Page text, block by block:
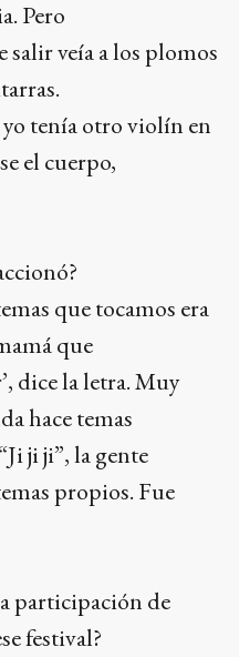
Pero
salir veía a los plomos
tenía otro violín en
el cuerpo,
que tocamos era
que
dice la letra. Muy
hace temas
ji ji”, la gente
propios. Fue
participación de
festival?